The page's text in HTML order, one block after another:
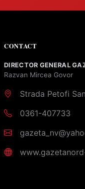
CONTACT
DIRECTOR GENERAL
Razvan Mircea Govor
Strada Petofi
0361-407733